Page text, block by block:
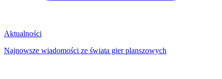
Aktualności
Najnowsze wiadomości ze świata gier planszowych